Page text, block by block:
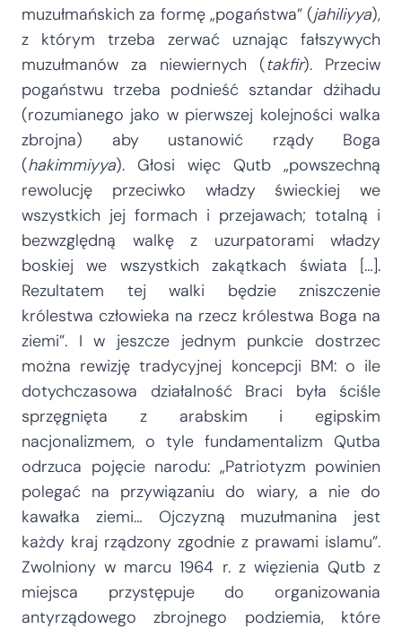
muzułmańskich za formę „pogaństwa” (jahiliyya),
z którym trzeba zerwać uznając fałszywych
muzułmanów za niewiernych (takfir). Przeciw
pogaństwu trzeba podnieść sztandar dżihadu
(rozumianego jako w pierwszej kolejności walka
zbrojna) aby ustanowić rządy Boga
(hakimmiyya). Głosi więc Qutb „powszechną
rewolucję przeciwko władzy świeckiej we
wszystkich jej formach i przejawach; totalną i
bezwzględną walkę z uzurpatorami władzy
boskiej we wszystkich zakątkach świata […].
Rezultatem tej walki będzie zniszczenie
królestwa człowieka na rzecz królestwa Boga na
ziemi”. I w jeszcze jednym punkcie dostrzec
można rewizję tradycyjnej koncepcji BM: o ile
dotychczasowa działalność Braci była ściśle
sprzęgnięta z arabskim i egipskim
nacjonalizmem, o tyle fundamentalizm Qutba
odrzuca pojęcie narodu: „Patriotyzm powinien
polegać na przywiązaniu do wiary, a nie do
kawałka ziemi… Ojczyzną muzułmanina jest
każdy kraj rządzony zgodnie z prawami islamu”.
Zwolniony w marcu 1964 r. z więzienia Qutb z
miejsca przystępuje do organizowania
antyrządowego zbrojnego podziemia, które